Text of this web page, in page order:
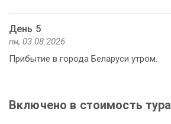
День 5
пн, 03.08.2026
Прибытие в города Беларуси утром.
Включено в стоимость тура